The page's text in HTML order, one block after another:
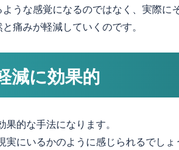
うな感覚になるのではなく、実際に
痛みが軽減していくのです。
減に効果的
的な手法になります。
にいるかのように感じられるでしょ